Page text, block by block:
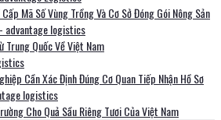
Mã Số Vùng Trồng Và Cơ Sở Đóng Gói Nông Sản
Trung Quốc Về Việt Nam
Cần Xác Định Đúng Cơ Quan Tiếp Nhận Hồ Sơ
Cho Quả Sầu Riêng Tươi Của Việt Nam